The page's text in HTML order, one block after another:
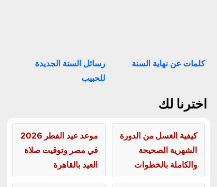
كلمات عن نهاية السنة
رسائل السنة الجديدة
للحبيب
اخترنا لك
كيفية الغسل من الدورة
الشهرية الصحيحة
والكاملة بالخطوات
موعد عيد الفطر 2026
في مصر وتوقيت صلاة
العيد بالقاهرة